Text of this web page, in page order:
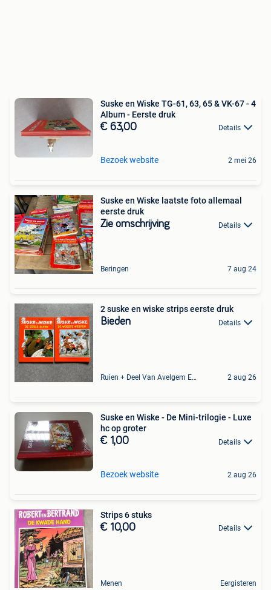
Suske en Wiske TG-61, 63, 65 & VK-67 - 4
Album - Eerste druk
€ 63,00 Details
Bezoek website 2 mei 26
Suske en Wiske laatste foto allemaal
eerste druk
Zie omschrijving Details
Beringen 7 aug 24
2 suske en wiske strips eerste druk
Bieden Details
Ruien + Deel Van Avelgem En Waarmaarde 2 aug 26
Suske en Wiske - De Mini-trilogie - Luxe
hc op groter
€ 1,00 Details
Bezoek website 2 aug 26
Strips 6 stuks
€ 10,00 Details
Menen Eergisteren